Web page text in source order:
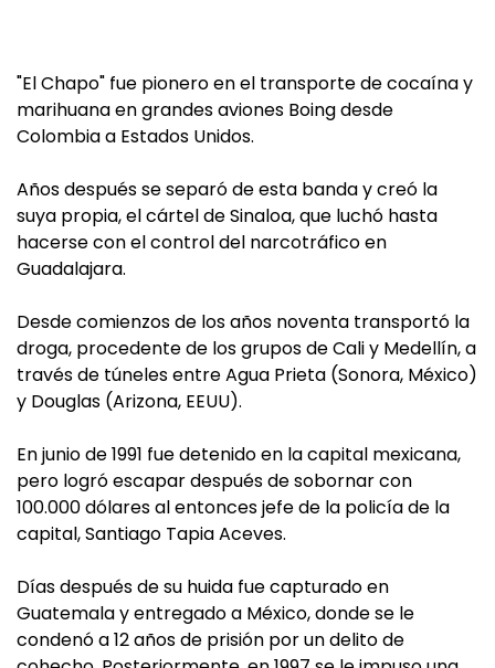
"El Chapo" fue pionero en el transporte de cocaína y
marihuana en grandes aviones Boing desde
Colombia a Estados Unidos.
Años después se separó de esta banda y creó la
suya propia, el cártel de Sinaloa, que luchó hasta
hacerse con el control del narcotráfico en
Guadalajara.
Desde comienzos de los años noventa transportó la
droga, procedente de los grupos de Cali y Medellín, a
través de túneles entre Agua Prieta (Sonora, México)
y Douglas (Arizona, EEUU).
En junio de 1991 fue detenido en la capital mexicana,
pero logró escapar después de sobornar con
100.000 dólares al entonces jefe de la policía de la
capital, Santiago Tapia Aceves.
Días después de su huida fue capturado en
Guatemala y entregado a México, donde se le
condenó a 12 años de prisión por un delito de